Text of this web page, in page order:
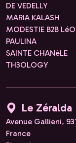
DE VEDELLY
MARIA KALASH
MODESTIE B2B
PAULINA
SAINTE CHANèLE
TH3OLOGY
Le Zéralda
Avenue Gallieni,
France